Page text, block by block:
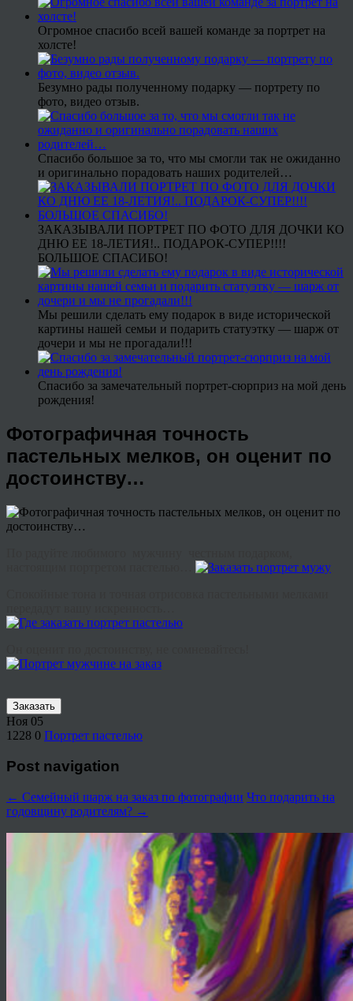
Огромное спасибо всей вашей команде за портрет на
холсте!
Безумно рады полученному подарку — портрету по
фото, видео отзыв.
Спасибо большое за то, что мы смогли так не ожиданно
и оригинально порадовать наших родителей…
ЗАКАЗЫВАЛИ ПОРТРЕТ ПО ФОТО ДЛЯ ДОЧКИ КО
ДНЮ ЕЕ 18-ЛЕТИЯ!.. ПОДАРОК-СУПЕР!!!!
БОЛЬШОЕ СПАСИБО!
Мы решили сделать ему подарок в виде исторической
картины нашей семьи и подарить статуэтку — шарж от
дочери и мы не прогадали!!!
Спасибо за замечательный портрет-сюрприз на мой день
рождения!
Фотографичная точность
пастельных мелков, он оценит по
достоинству…
Заказать
Ноя 05
1228 0 Портрет пастелью
Post navigation
← Семейный шарж на заказ по фотографии Что подарить на
годовщину родителям? →